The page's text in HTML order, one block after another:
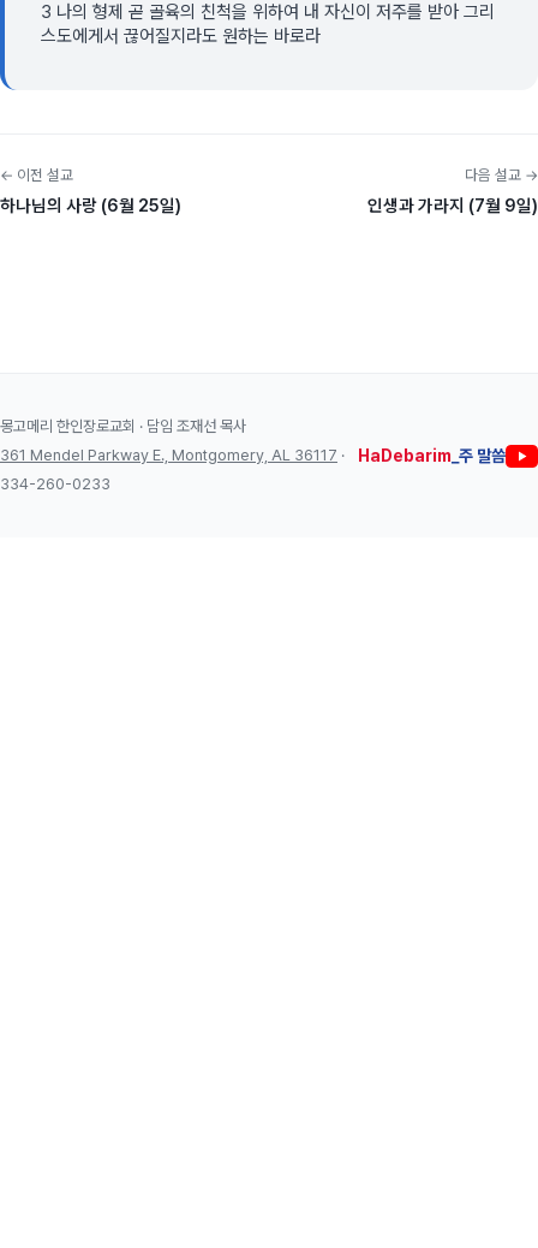
3 나의 형제 곧 골육의 친척을 위하여 내 자신이 저주를 받아 그리
스도에게서 끊어질지라도 원하는 바로라
← 이전 설교
하나님의 사랑 (6월 25일)
다음 설교 →
인생과 가라지 (7월 9일)
몽고메리 한인장로교회 · 담임 조재선 목사
361 Mendel Parkway E., Montgomery, AL 36117 ·
334-260-0233
HaDebarim _주 말씀